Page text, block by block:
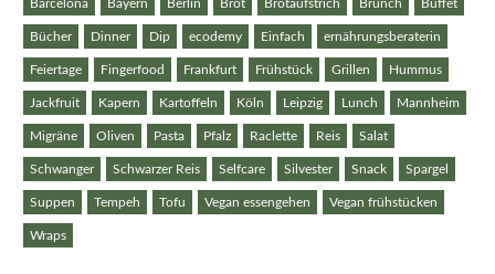
Barcelona Bayern Berlin Brot Brotaufstrich Brunch Buffet
Bücher Dinner Dip ecodemy Einfach ernährungsberaterin
Feiertage Fingerfood Frankfurt Frühstück Grillen Hummus
Jackfruit Kapern Kartoffeln Köln Leipzig Lunch Mannheim
Migräne Oliven Pasta Pfalz Raclette Reis Salat
Schwanger Schwarzer Reis Selfcare Silvester Snack Spargel
Suppen Tempeh Tofu Vegan essengehen Vegan frühstücken
Wraps